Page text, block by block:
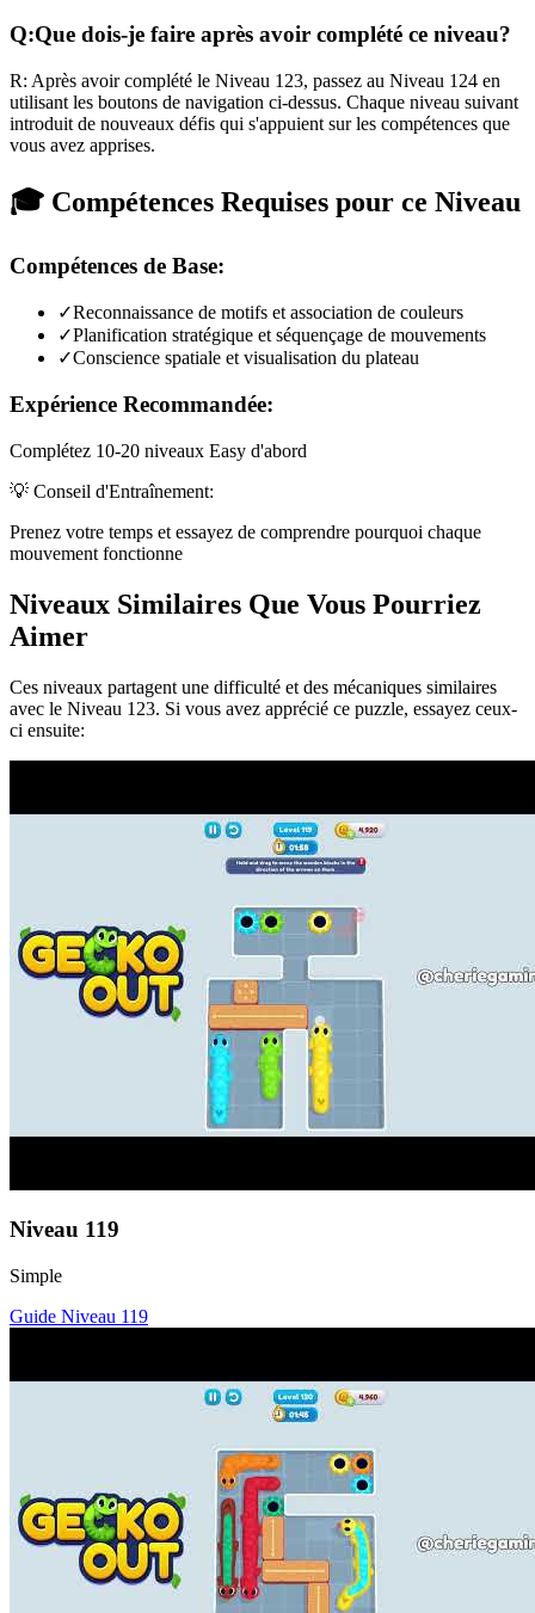
Q:Que dois-je faire après avoir complété ce niveau?
R: Après avoir complété le Niveau 123, passez au Niveau 124 en
utilisant les boutons de navigation ci-dessus. Chaque niveau suivant
introduit de nouveaux défis qui s'appuient sur les compétences que
vous avez apprises.
🎓 Compétences Requises pour ce Niveau
Compétences de Base:
✓Reconnaissance de motifs et association de couleurs
✓Planification stratégique et séquençage de mouvements
✓Conscience spatiale et visualisation du plateau
Expérience Recommandée:
Complétez 10-20 niveaux Easy d'abord
💡 Conseil d'Entraînement:
Prenez votre temps et essayez de comprendre pourquoi chaque
mouvement fonctionne
Niveaux Similaires Que Vous Pourriez
Aimer
Ces niveaux partagent une difficulté et des mécaniques similaires
avec le Niveau 123. Si vous avez apprécié ce puzzle, essayez ceux-
ci ensuite:
Niveau 119
Simple
Guide Niveau 119